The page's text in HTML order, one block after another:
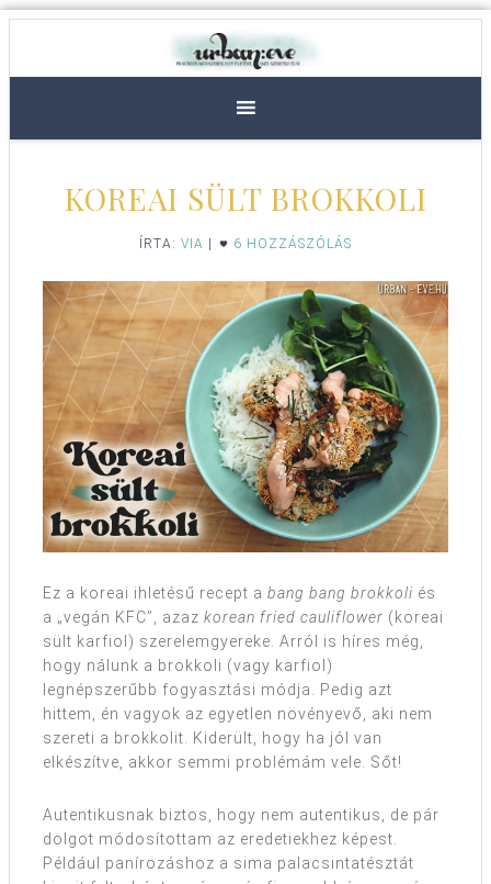
KOREAI SÜLT BROKKOLI
ÍRTA: VIA 6 HOZZÁSZÓLÁS
Ez a koreai ihletésű recept a bang bang brokkoli és
a „vegán KFC”, azaz korean fried cauliflower (koreai
sült karfiol) szerelemgyereke. Arról is híres még,
hogy nálunk a brokkoli (vagy karfiol)
legnépszerűbb fogyasztási módja. Pedig azt
hittem, én vagyok az egyetlen növényevő, aki nem
szereti a brokkolit. Kiderült, hogy ha jól van
elkészítve, akkor semmi problémám vele. Sőt!
Autentikusnak biztos, hogy nem autentikus, de pár
dolgot módosítottam az eredetiekhez képest.
Például panírozáshoz a sima palacsintatésztát